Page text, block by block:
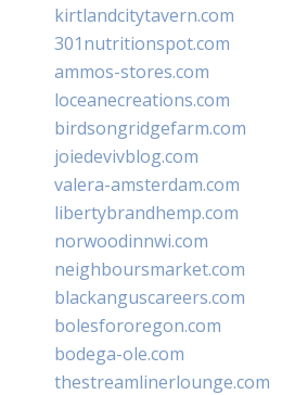
kirtlandcitytavern.com
301nutritionspot.com
ammos-stores.com
loceanecreations.com
birdsongridgefarm.com
joiedevivblog.com
valera-amsterdam.com
libertybrandhemp.com
norwoodinnwi.com
neighboursmarket.com
blackanguscareers.com
bolesfororegon.com
bodega-ole.com
thestreamlinerlounge.com